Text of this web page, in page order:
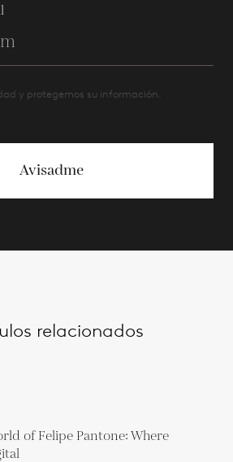
y protegemos su información.
Avisadme
relacionados